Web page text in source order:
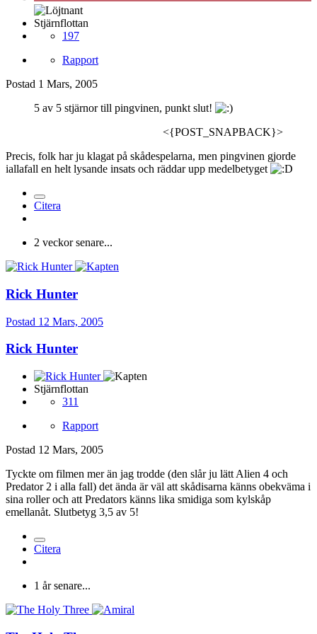
Stjärnflottan
197
Rapport
Postad 1 Mars, 2005
5 av 5 stjärnor till pingvinen, punkt slut!
<{POST_SNAPBACK}>
Precis, folk har ju klagat på skådespelarna, men pingvinen gjorde
iallafall en helt lysande insats och räddar upp medelbetyget
Citera
2 veckor senare...
Rick Hunter
Postad 12 Mars, 2005
Rick Hunter
Stjärnflottan
311
Rapport
Postad 12 Mars, 2005
Tyckte om filmen mer än jag trodde (den slår ju lätt Alien 4 och
Predator 2 i alla fall) det ända är väl att skådisarna känns obekväma i
sina roller och att Predators känns lika smidiga som kylskåp
emellanåt. Slutbetyg 3,5 av 5!
Citera
1 år senare...